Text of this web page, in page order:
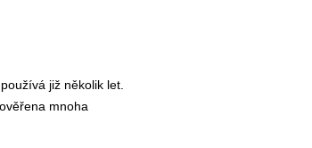
již několik let.
mnoha